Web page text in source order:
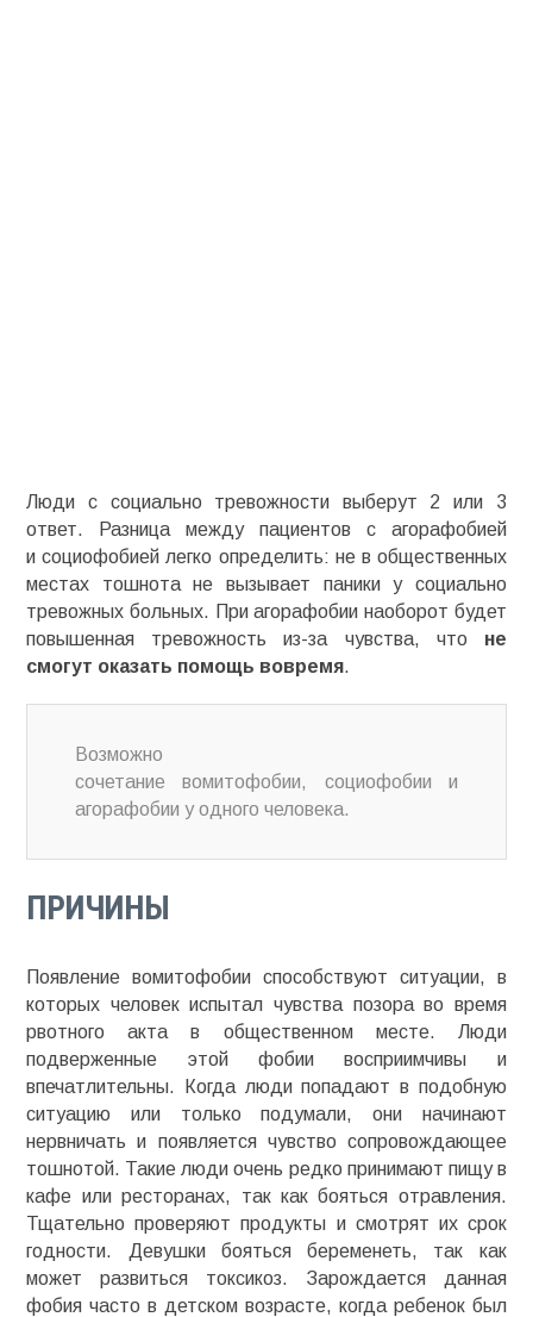
Люди с социально тревожности выберут 2 или 3
ответ. Разница между пациентов с агорафобией
исоциофобией легко определить: не в общественных
местах тошнота не вызывает паники у социально
тревожных больных. При агорафобии наоборот будет
повышенная тревожность из-за чувства, что не
смогут оказать помощь вовремя.
Возможно
сочетаниевомитофобии, социофобии и
агорафобии у одного человека.
ПРИЧИНЫ
Появлениевомитофобии способствуют ситуации, в
которых человек испытал чувства позора во время
рвотного акта в общественном месте. Люди
подверженные этой фобии восприимчивы и
впечатлительны. Когда люди попадают в подобную
ситуацию или только подумали, они начинают
нервничать и появляется чувство сопровождающее
тошнотой. Такие люди очень редко принимают пищу в
кафе или ресторанах, так как бояться отравления.
Тщательно проверяют продукты и смотрят их срок
годности. Девушки бояться беременеть, так как
может развиться токсикоз. Зарождается данная
фобия часто в детском возрасте, когда ребенок был